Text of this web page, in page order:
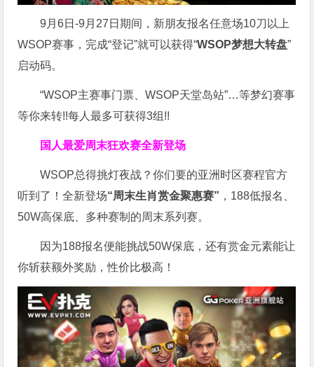
9月6日-9月27日期间，新朋友报名任意场10刀以上
WSOP赛事，完成“登记”就可以获得“WSOP梦想大转盘”
启动码。
“WSOP主赛事门票、WSOP天堂岛站”…等梦幻赛事
等你来转!!每人最多可获得3组!!
国人最爱周末狂欢赛全新登场
WSOP总得挑灯夜战？你们要的亚洲时区赛程官方
听到了！全新登场“周末生肖赏金聚惠赛” ，188低报名、
50W高保底、多种赛制的周末系列赛。
因为188报名便能挑战50W保底，还有赏金元素能让
你斩获额外奖励，性价比极高！